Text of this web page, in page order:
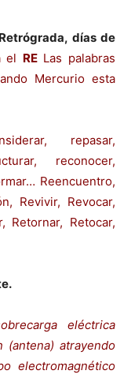
días de
el RELas palabras
Mercurio esta
repasar,
reconocer,
Reencuentro,
Revivir, Revocar,
Retornar, Retocar,
eléctrica
(antena) atrayendo
electromagnético